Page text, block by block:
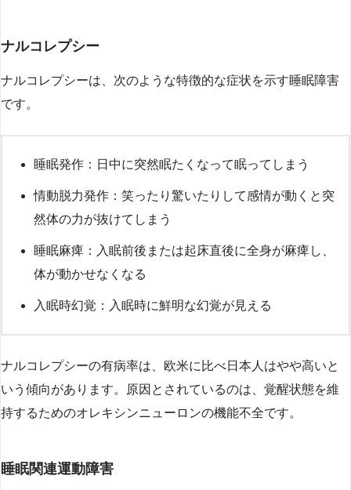
ナルコレプシー
ナルコレプシーは、次のような特徴的な症状を示す睡眠障害
です。
睡眠発作：日中に突然眠たくなって眠ってしまう
情動脱力発作：笑ったり驚いたりして感情が動くと突
然体の力が抜けてしまう
睡眠麻痺：入眠前後または起床直後に全身が麻痺し、
体が動かせなくなる
入眠時幻覚：入眠時に鮮明な幻覚が見える
ナルコレプシーの有病率は、欧米に比べ日本人はやや高いと
いう傾向があります。原因とされているのは、覚醒状態を維
持するためのオレキシンニューロンの機能不全です。
睡眠関連運動障害